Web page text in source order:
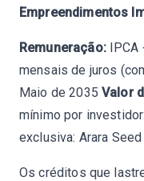
Empreendimentos
Remuneração:IPCA
mensais de juros
Maio de 2035 Valor
mínimo por
exclusiva: Arara Seed
Os créditos que